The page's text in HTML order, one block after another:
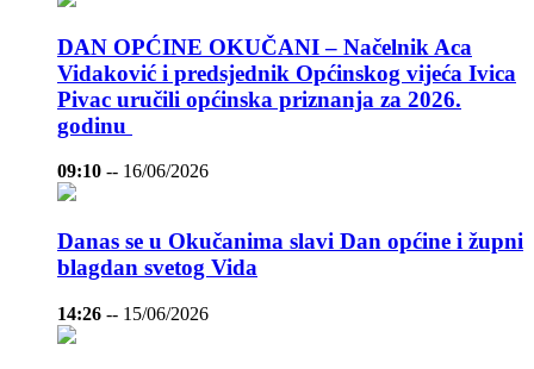
DAN OPĆINE OKUČANI – Načelnik Aca
Vidaković i predsjednik Općinskog vijeća Ivica
Pivac uručili općinska priznanja za 2026.
godinu
09:10 -- 16/06/2026
Danas se u Okučanima slavi Dan općine i župni
blagdan svetog Vida
14:26 -- 15/06/2026